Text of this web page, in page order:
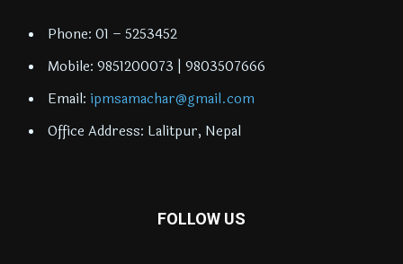
Phone: 01 – 5253452
Mobile: 9851200073 | 9803507666
Email: ipmsamachar@gmail.com
Office Address: Lalitpur, Nepal
FOLLOW US